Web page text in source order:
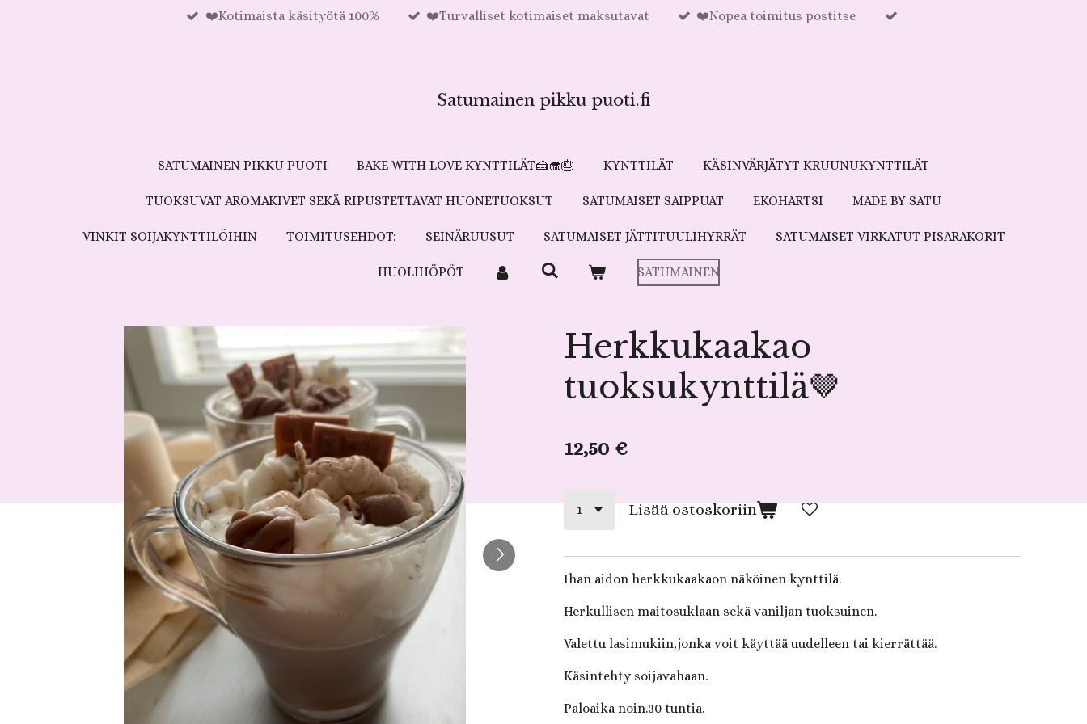
❤️Kotimaista käsityötä 100% ❤️Turvalliset kotimaiset maksutavat ❤️Nopea toimitus postitse
Satumainen pikku puoti.fi
SATUMAINEN PIKKU PUOTI BAKE WITH LOVE KYNTTILÄT🍰🧁🎂 KYNTTILÄT KÄSINVÄRJÄTYT KRUUNUKYNTTILÄT
TUOKSUVAT AROMAKIVET SEKÄ RIPUSTETTAVAT HUONETUOKSUT SATUMAISET SAIPPUAT EKOHARTSI MADE BY SATU
VINKIT SOIJAKYNTTILÖIHIN TOIMITUSEHDOT: SEINÄRUUSUT SATUMAISET JÄTTITUULIHYRRÄT SATUMAISET VIRKATUT PISARAKORIT
HUOLIHÖPÖT SATUMAINEN
Herkkukaakao
tuoksukynttilä🤎
12,50 €
Lisää ostoskoriin
Ihan aidon herkkukaakaon näköinen kynttilä.
Herkullisen maitosuklaan sekä vaniljan tuoksuinen.
Valettu lasimukiin,jonka voit käyttää uudelleen tai kierrättää.
Käsintehty soijavahaan.
Paloaika noin.30 tuntia.